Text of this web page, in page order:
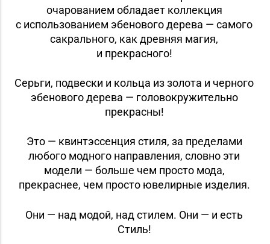
очарованием обладает коллекция
с использованием эбенового дерева — самого
сакрального, как древняя магия,
и прекрасного!
Серьги, подвески и кольца из золота и черного
эбенового дерева — головокружительно
прекрасны!
Это — квинтэссенция стиля, за пределами
любого модного направления, словно эти
модели — больше чем просто мода,
прекраснее, чем просто ювелирные изделия.
Они — над модой, над стилем. Они — и есть
Стиль!